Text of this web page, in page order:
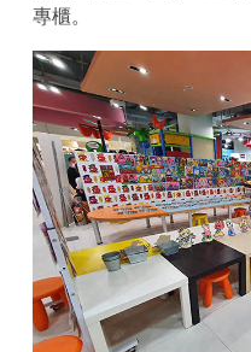
專櫃。